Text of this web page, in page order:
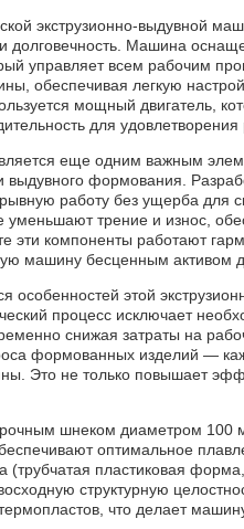
экструзионно-выдувной
и долговечность. Машина
управляет всем рабочим
обеспечивая легкую
мощный двигатель,
для
еще одним важным
выдувного формования.
работу без ущерба для
уменьшают трение и износ,
эти компоненты работают
машину бесценным активом
особенностей этой
процесс исключает
снижая затраты на
формованных изделий —
Это не только повышает
шнеком диаметром 100
оптимальное
(трубчатая пластиковая
структурную
что делает